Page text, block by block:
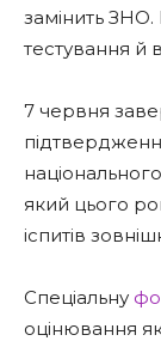
замінить
тестування й
7 червня
який цього
іспитів
Спеціальну
оцінювання